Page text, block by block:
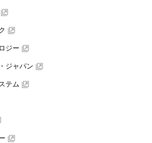
ジー
ジャパン
テム